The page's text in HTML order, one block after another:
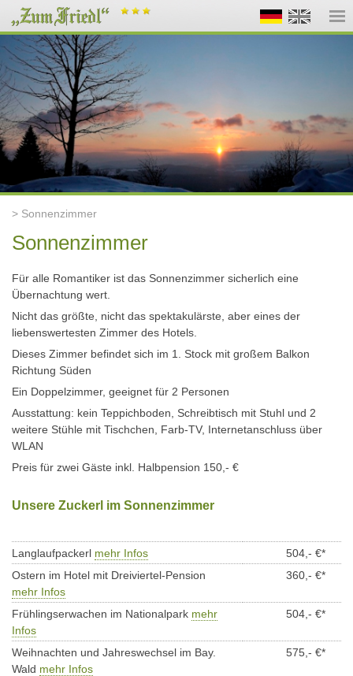
> Sonnenzimmer
Sonnenzimmer
Für alle Romantiker ist das Sonnenzimmer sicherlich eine
Übernachtung wert.
Nicht das größte, nicht das spektakulärste, aber eines der
liebenswertesten Zimmer des Hotels.
Dieses Zimmer befindet sich im 1. Stock mit großem Balkon
Richtung Süden
Ein Doppelzimmer, geeignet für 2 Personen
Ausstattung: kein Teppichboden, Schreibtisch mit Stuhl und 2
weitere Stühle mit Tischchen, Farb-TV, Internetanschluss über
WLAN
Preis für zwei Gäste inkl. Halbpension 150,- €
Unsere Zuckerl im Sonnenzimmer
Langlaufpackerl mehr Infos
504,- €*
Ostern im Hotel mit Dreiviertel-Pension
mehr Infos
360,- €*
Frühlingserwachen im Nationalpark mehr
Infos
504,- €*
Weihnachten und Jahreswechsel im Bay.
Wald mehr Infos
575,- €*